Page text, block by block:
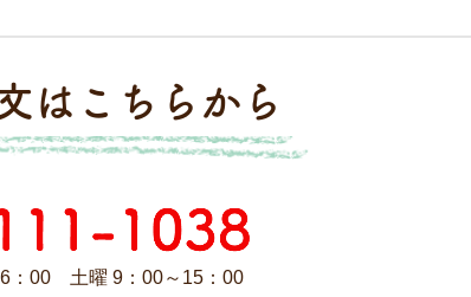
はこちらから
：00 土曜 9：00～15：00